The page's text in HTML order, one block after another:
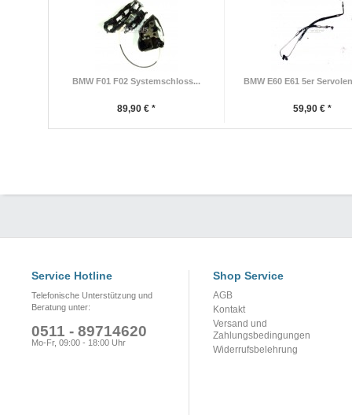
BMW F01 F02 Systemschloss...
89,90 € *
BMW E60 E61 5er
59,90 € *
Service Hotline
Telefonische Unterstützung und
Beratung unter:
0511 - 89714620
Mo-Fr, 09:00 - 18:00 Uhr
Shop Service
AGB
Kontakt
Versand und
Zahlungsbedingungen
Widerrufsbelehrung